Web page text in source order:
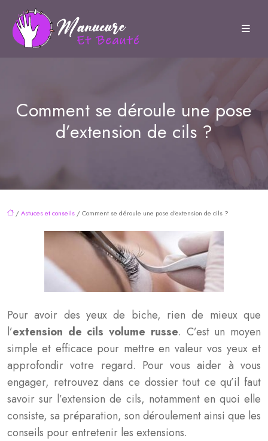
Comment se déroule une pose
d’extension de cils ?
/Astuces et conseils / Comment se déroule une pose d’extension de cils ?
Pour avoir des yeux de biche, rien de mieux que
l’extension de cils volume russe. C’est un moyen
simple et efficace pour mettre en valeur vos yeux et
approfondir votre regard. Pour vous aider à vous
engager, retrouvez dans ce dossier tout ce qu’il faut
savoir sur l’extension de cils, notamment en quoi elle
consiste, sa préparation, son déroulement ainsi que les
conseils pour entretenir les extensions.